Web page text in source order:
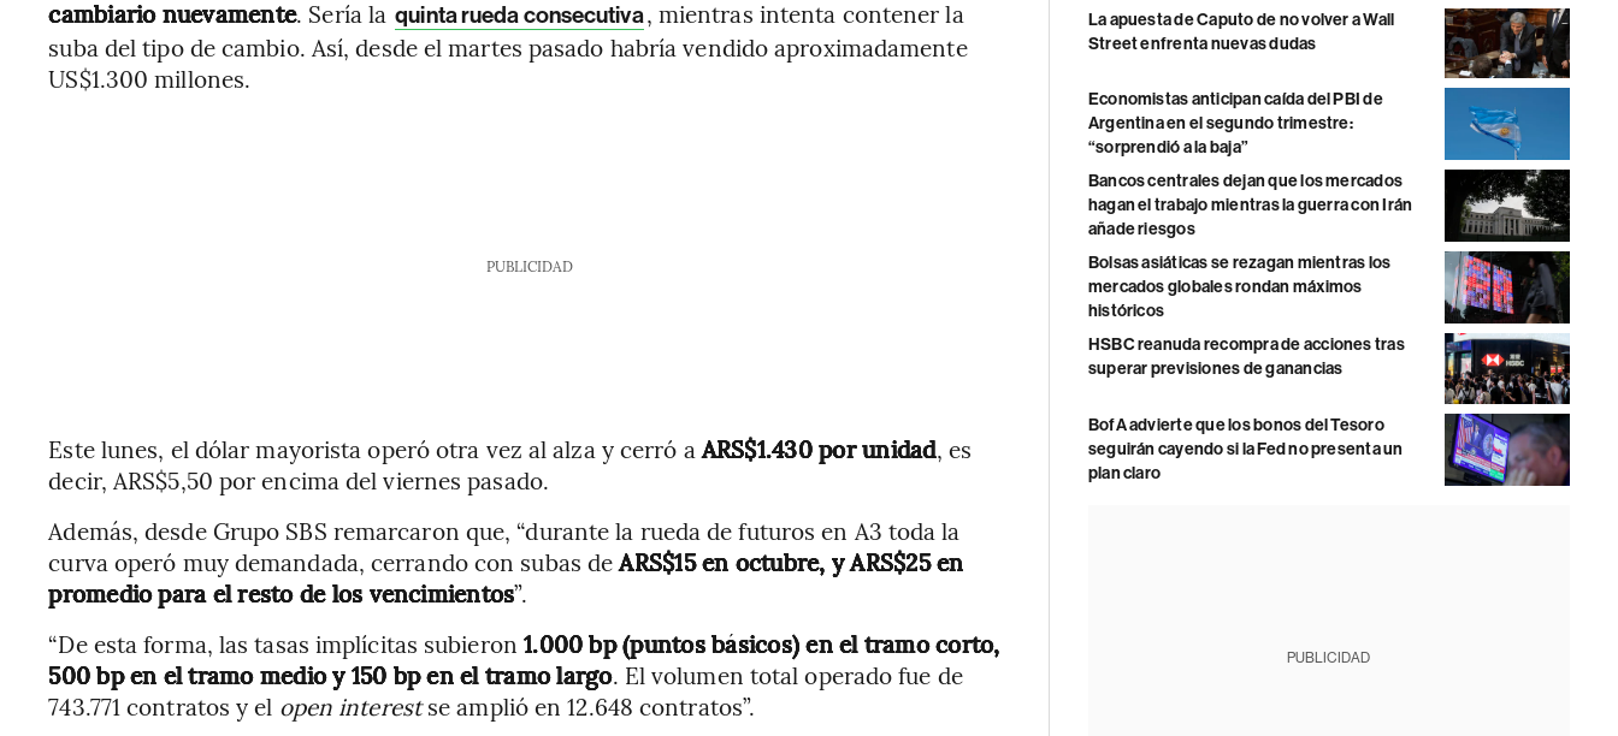
cambiario nuevamente. Sería la quinta rueda consecutiva, mientras intenta contener la
suba del tipo de cambio. Así, desde el martes pasado habría vendido aproximadamente
US$1.300 millones.
PUBLICIDAD
Este lunes, el dólar mayorista operó otra vez al alza y cerró aARS$1.430 por unidad, es
decir, ARS$5,50 por encima del viernes pasado.
Además, desde Grupo SBS remarcaron que, “durante la rueda de futuros en A3 toda la
curva operó muy demandada, cerrando con subas deARS$15 en octubre, y ARS$25 en
promedio para el resto de los vencimientos”.
“De esta forma, las tasas implícitas subieron 1.000 bp (puntos básicos) en el tramo corto,
500 bp en el tramo medio y 150 bp en el tramo largo. El volumen total operado fue de
743.771 contratos y el open interestse amplió en 12.648 contratos”.
La apuesta de Caputo de no volver a Wall
Street enfrenta nuevas dudas
Economistas anticipan caída del PBI de
Argentina en el segundo trimestre:
“sorprendió a la baja”
Bancos centrales dejan que los mercados
hagan el trabajo mientras la guerra con Irán
añade riesgos
Bolsas asiáticas se rezagan mientras los
mercados globales rondan máximos
históricos
HSBC reanuda recompra de acciones tras
superar previsiones de ganancias
BofA advierte que los bonos del Tesoro
seguirán cayendo si la Fed no presenta un
plan claro
PUBLICIDAD